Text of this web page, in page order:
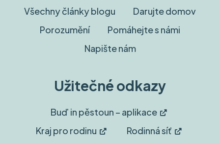
Všechny články blogu
Darujte domov
Porozumění
Pomáhejte s námi
Napište nám
Užitečné odkazy
Buď in pěstoun – aplikace
Kraj pro rodinu
Rodinná síť